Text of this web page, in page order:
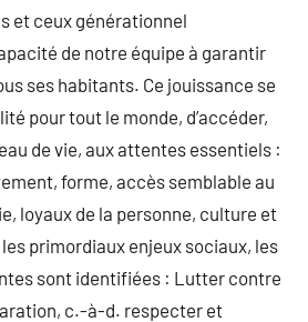
et ceux générationnel
de notre équipe à garantir
ses habitants. Ce jouissance se
pour tout le monde, d’accéder,
de vie, aux attentes essentiels :
forme, accès semblable au
loyaux de la personne, culture et
primordiaux enjeux sociaux, les
sont identifiées : Lutter contre
c.-à-d. respecter et